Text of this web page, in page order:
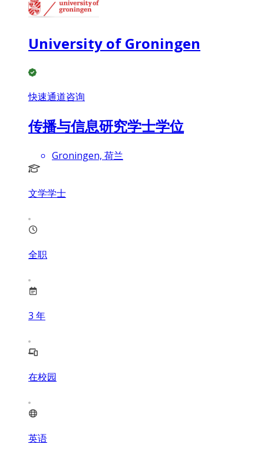
University of Groningen
快速通道咨询
传播与信息研究学士学位
Groningen, 荷兰
文学学士
全职
3 年
在校园
英语